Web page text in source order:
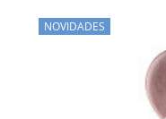
NOVIDADES